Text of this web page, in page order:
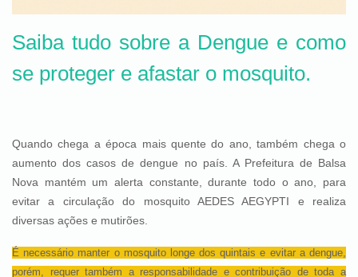
Saiba tudo sobre a Dengue e como
se proteger e afastar o mosquito.
Quando chega a época mais quente do ano, também chega o
aumento dos casos de dengue no país. A Prefeitura de Balsa
Nova mantém um alerta constante, durante todo o ano, para
evitar a circulação do mosquito AEDES AEGYPTI e realiza
diversas ações e mutirões.
É necessário manter o mosquito longe dos quintais e evitar a dengue,
porém, requer também a responsabilidade e contribuição de toda a